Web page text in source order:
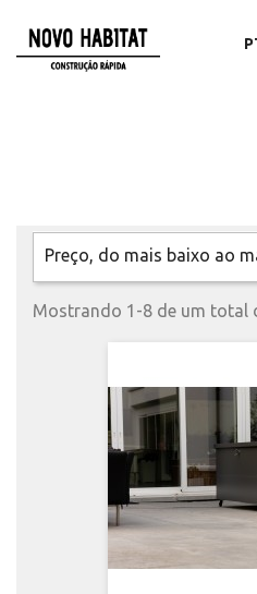
Preço, do mais baixo ao
Mostrando 1-8 de um total